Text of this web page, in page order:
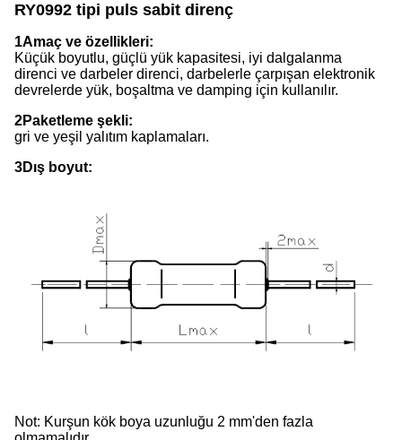
RY0992 tipi puls sabit direnç
1Amaç ve özellikleri:
Küçük boyutlu, güçlü yük kapasitesi, iyi dalgalanma
direnci ve darbeler direnci, darbelerle çarpışan elektronik
devrelerde yük, boşaltma ve damping için kullanılır.
2Paketleme şekli:
gri ve yeşil yalıtım kaplamaları.
3Dış boyut:
Not: Kurşun kök boya uzunluğu 2 mm'den fazla